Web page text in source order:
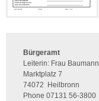
Bürgeramt
Leiterin: Frau Baumann
Marktplatz 7
74072
Heilbronn
Phone 07131 56-3800